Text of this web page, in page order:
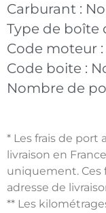
Carburant :
Type de boîte
Code moteur :
Code boite :
Nombre de
* Les frais de port
livraison en
uniquement. Ces
adresse de
** Les